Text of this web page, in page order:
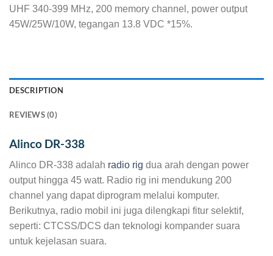
UHF 340-399 MHz, 200 memory channel, power output
45W/25W/10W, tegangan 13.8 VDC *15%.
DESCRIPTION
REVIEWS (0)
Alinco DR-338
Alinco DR-338 adalah radio rig dua arah dengan power
output hingga 45 watt. Radio rig ini mendukung 200
channel yang dapat diprogram melalui komputer.
Berikutnya, radio mobil ini juga dilengkapi fitur selektif,
seperti: CTCSS/DCS dan teknologi kompander suara
untuk kejelasan suara.